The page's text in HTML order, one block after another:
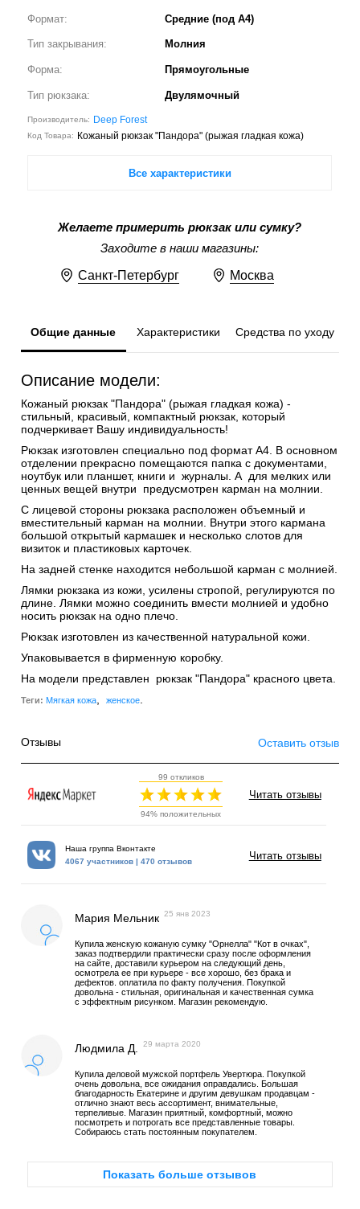
Формат: Средние (под А4)
Тип закрывания: Молния
Форма: Прямоугольные
Тип рюкзака: Двулямочный
Производитель: Deep Forest
Код Товара: Кожаный рюкзак "Пандора" (рыжая гладкая кожа)
Все характеристики
Желаете примерить рюкзак или сумку?
Заходите в наши магазины:
Санкт-Петербург Москва
Общие данные Характеристики Средства по уходу
Описание модели:
Кожаный рюкзак "Пандора" (рыжая гладкая кожа) -
стильный, красивый, компактный рюкзак, который
подчеркивает Вашу индивидуальность!
Рюкзак изготовлен специально под формат А4. В основном
отделении прекрасно помещаются папка с документами,
ноутбук или планшет, книги и журналы. А для мелких или
ценных вещей внутри предусмотрен карман на молнии.
С лицевой стороны рюкзака расположен объемный и
вместительный карман на молнии. Внутри этого кармана
большой открытый кармашек и несколько слотов для
визиток и пластиковых карточек.
На задней стенке находится небольшой карман с молнией.
Лямки рюкзака из кожи, усилены стропой, регулируются по
длине. Лямки можно соединить вмести молнией и удобно
носить рюкзак на одно плечо.
Рюкзак изготовлен из качественной натуральной кожи.
Упаковывается в фирменную коробку.
На модели представлен рюкзак "Пандора" красного цвета.
Теги: Мягкая кожа женское.
Отзывы Оставить отзыв
99 откликов
94% положительных
Читать отзывы
Наша группа Вконтакте
4067 участников | 470 отзывов
Читать отзывы
Мария Мельник 25 янв 2023
Купила женскую кожаную сумку "Орнелла" "Кот в очках",
заказ подтвердили практически сразу после оформления
на сайте, доставили курьером на следующий день,
осмотрела ее при курьере - все хорошо, без брака и
дефектов. оплатила по факту получения. Покупкой
довольна - стильная, оригинальная и качественная сумка
с эффектным рисунком. Магазин рекомендую.
Людмила Д. 29 марта 2020
Купила деловой мужской портфель Увертюра. Покупкой
очень довольна, все ожидания оправдались. Большая
благодарность Екатерине и другим девушкам продавцам -
отлично знают весь ассортимент, внимательные,
терпеливые. Магазин приятный, комфортный, можно
посмотреть и потрогать все представленные товары.
Собираюсь стать постоянным покупателем.
Показать больше отзывов